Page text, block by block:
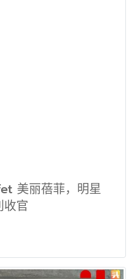
美丽蓓菲，明星
官